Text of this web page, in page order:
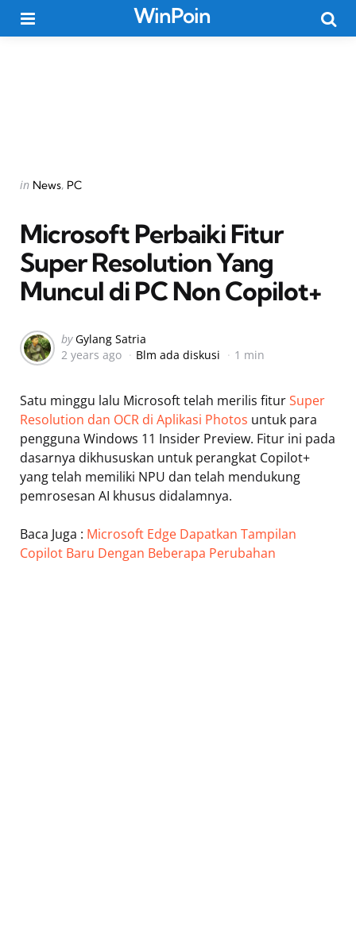
WinPoin
Categories
Posted
in News PC
Microsoft Perbaiki Fitur
Super Resolution Yang
Muncul di PC Non Copilot+
Posted
by
by Gylang Satria
2 years ago
Blm ada diskusi 1 min
Satu minggu lalu Microsoft telah merilis fiturSuper
Resolution dan OCR di Aplikasi Photos untuk para
pengguna Windows 11 Insider Preview. Fitur ini pada
dasarnya dikhususkan untuk perangkat Copilot+
yang telah memiliki NPU dan telah mendukung
pemrosesan AI khusus didalamnya.
Baca Juga : Microsoft Edge Dapatkan Tampilan
Copilot Baru Dengan Beberapa Perubahan